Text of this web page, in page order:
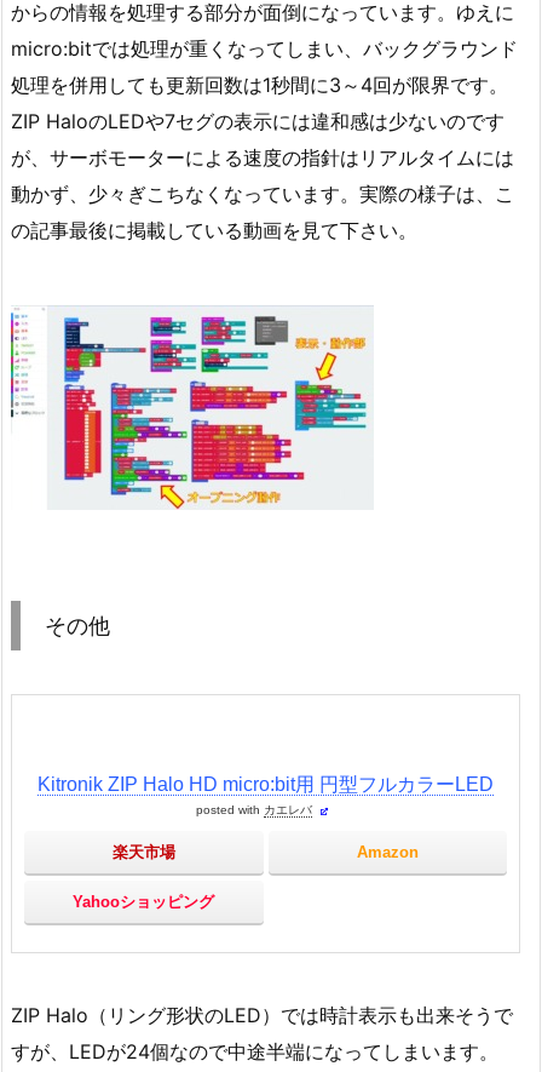
からの情報を処理する部分が面倒になっています。ゆえに
micro:bitでは処理が重くなってしまい、バックグラウンド
処理を併用しても更新回数は1秒間に3～4回が限界です。
ZIP HaloのLEDや7セグの表示には違和感は少ないのです
が、サーボモーターによる速度の指針はリアルタイムには
動かず、少々ぎこちなくなっています。実際の様子は、こ
の記事最後に掲載している動画を見て下さい。
その他
Kitronik ZIP Halo HD micro:bit用 円型フルカラーLED
posted with カエレバ
楽天市場 Amazon
Yahooショッピング
ZIP Halo（リング形状のLED）では時計表示も出来そうで
すが、LEDが24個なので中途半端になってしまいます。